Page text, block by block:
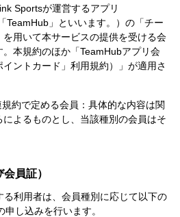
Sportsが運営するアプリ
TeamHub」といいます。）の「チー
を用いて本サービスの提供を受ける会
。本規約のほか「TeamHubアプリ会
ントカード」利用規約）」が適用さ
約で定める会員：具体的な内容は関
よるものとし、当該種別の会員はそ
員証）
利用者は、会員種別に応じて以下の
し込みを行います。